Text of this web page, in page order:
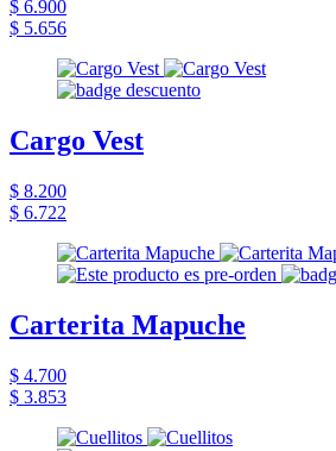
$ 6.900
$ 5.656
Cargo Vest
$ 8.200
$ 6.722
Carterita Mapuche
$ 4.700
$ 3.853